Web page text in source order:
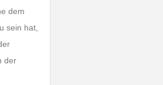
dem
sein hat,
der